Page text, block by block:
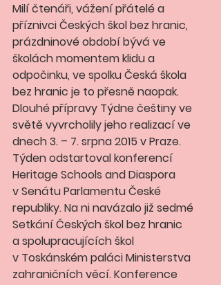
Milí čtenáři, vážení přátelé a
příznivci Českých škol bez hranic,
prázdninové období bývá ve
školách momentem klidu a
odpočinku, ve spolku Česká škola
bez hranic je to přesně naopak.
Dlouhé přípravy Týdne češtiny ve
světě vyvrcholily jeho realizací ve
dnech 3. – 7. srpna 2015 v Praze.
Týden odstartoval konferencí
Heritage Schools and Diaspora
v Senátu Parlamentu České
republiky. Na ni navázalo již sedmé
Setkání Českých škol bez hranic
a spolupracujících škol
v Toskánském paláci Ministerstva
zahraničních věcí. Konference